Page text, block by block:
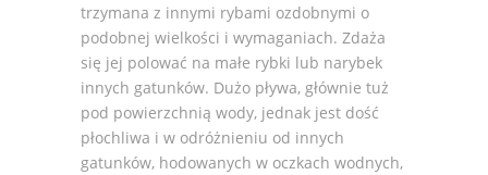
trzymana z innymi rybami ozdobnymi o
podobnej wielkości i wymaganiach. Zdaża
się jej polować na małe rybki lub narybek
innych gatunków. Dużo pływa, głównie tuż
pod powierzchnią wody, jednak jest dość
płochliwa i w odróżnieniu od innych
gatunków, hodowanych w oczkach wodnych,